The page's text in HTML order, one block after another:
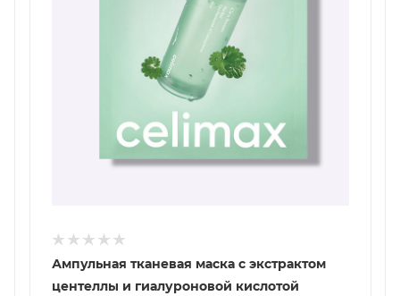
Ампульная тканевая маска с экстрактом
центеллы и гиалуроновой кислотой